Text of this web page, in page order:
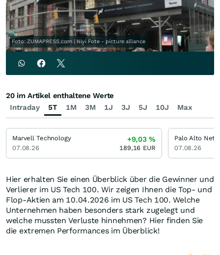
Foto: ZUMAPRESS.com | Niyi Fote - picture alliance
Hier erhalten Sie einen Überblick über die Gewinner und
Verlierer im US Tech 100. Wir zeigen Ihnen die Top- und
Flop-Aktien am 10.04.2026 im US Tech 100. Welche
Unternehmen haben besonders stark zugelegt und
welche mussten Verluste hinnehmen? Hier finden Sie
die extremen Performances im Überblick!
Intraday 5T 1M 3M 1J 3J 5J 10J Max
20 im Artikel enthaltene Werte
Marvell Technology
07.08.26
+9,03%
189,16 EUR
Palo Alto
07.08.26